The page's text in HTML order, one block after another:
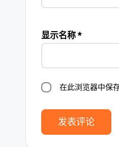
显示名称 *
在此浏览器中保